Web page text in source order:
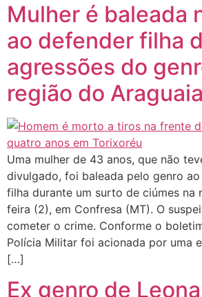
Mulher é baleada
ao defender filha
agressões do
região do Araguaia
Uma mulher de 43 anos, que não
divulgado, foi baleada pelo genro
filha durante um surto de ciúmes na
feira (2), em Confresa (MT). O
cometer o crime. Conforme o
Polícia Militar foi acionada por uma
[…]
Ex genro de